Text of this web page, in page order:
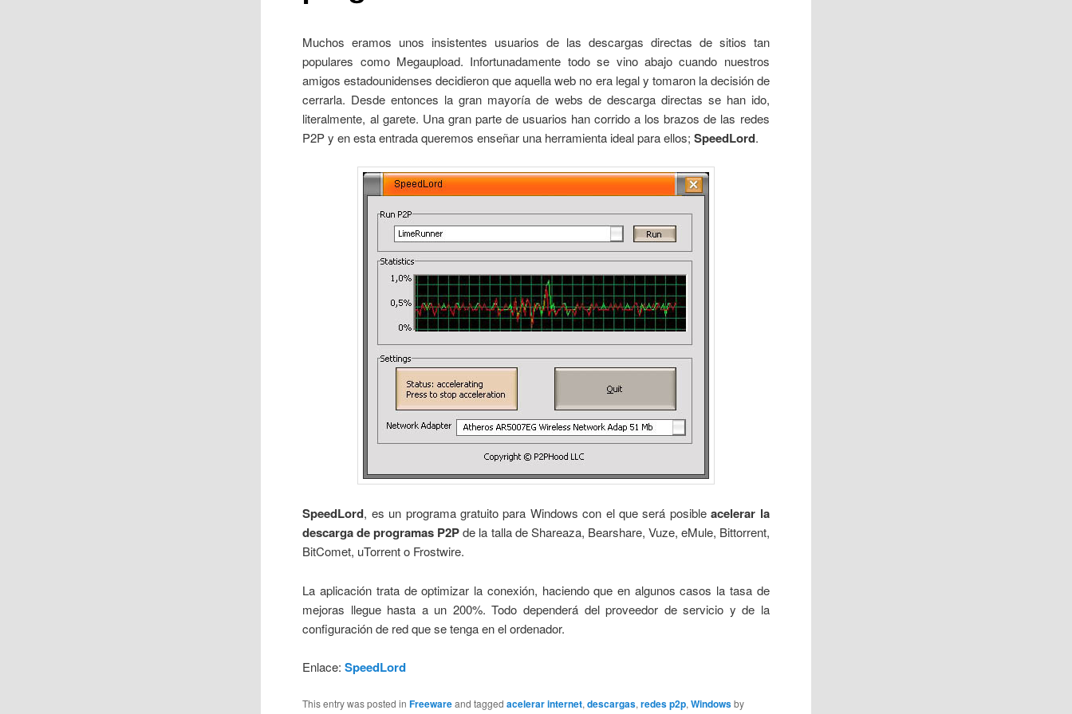
Muchos eramos unos insistentes usuarios de las descargas directas de sitios tan
populares como Megaupload. Infortunadamente todo se vino abajo cuando nuestros
amigos estadounidenses decidieron que aquella web no era legal y tomaron la decisión de
cerrarla. Desde entonces la gran mayoría de webs de descarga directas se han ido,
literalmente, al garete. Una gran parte de usuarios han corrido a los brazos de las redes
P2P y en esta entrada queremos enseñar una herramienta ideal para ellos;SpeedLord.
SpeedLord, es un programa gratuito para Windows con el que será posibleacelerar la
descarga de programas P2Pde la talla de Shareaza, Bearshare, Vuze, eMule, Bittorrent,
BitComet, uTorrent o Frostwire.
La aplicación trata de optimizar la conexión, haciendo que en algunos casos la tasa de
mejoras llegue hasta a un 200%. Todo dependerá del proveedor de servicio y de la
configuración de red que se tenga en el ordenador.
Enlace:SpeedLord
This entry was posted inFreewareand taggedacelerar internet,descargas,redes p2p,Windowsby